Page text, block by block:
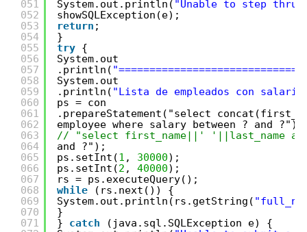
051
052
053
054
055
056
057
058
059
060
061
062
063
064
065
066
067
068
069
070
071
System.out.println( "Unable to step thru
showSQLException(e);
return ;
}
try {
System.out
.println(
System.out
.println( "Lista de empleados con
ps = con
.prepareStatement("select
employee where salary between ? and ?");
// "select first_name||' '||last_name as
and ?");
ps.setInt(1 , 30000);
ps.setInt(2 , 40000);
rs = ps.executeQuery();
while
(rs.next()) {
System.out.println(rs.getString(
}
} catch
(java.sql.SQLException e) {